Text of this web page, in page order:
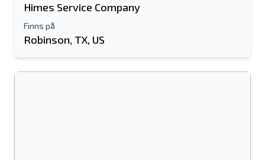
Himes Service Company
Finns på
Robinson, TX, US
Skicka till en vän